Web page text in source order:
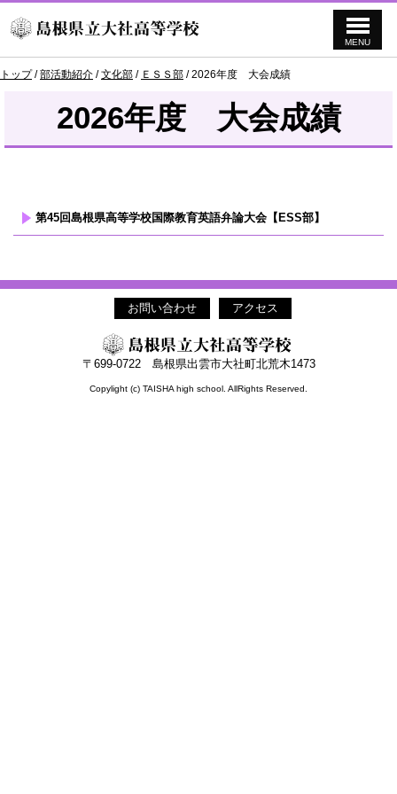
MENU
現
トップ/部活動紹介 /文化部 / ＥＳＳ部 /2026年度 大会成績
2026年度 大会成績
第45回島根県高等学校国際教育英語弁論大会【ESS部】
お問い合わせ アクセス
〒699-0722 島根県出雲市大社町北荒木1473
Copylight (c) TAISHA high school. AllRights Reserved.